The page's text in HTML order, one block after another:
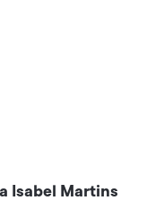
Isabel Martins